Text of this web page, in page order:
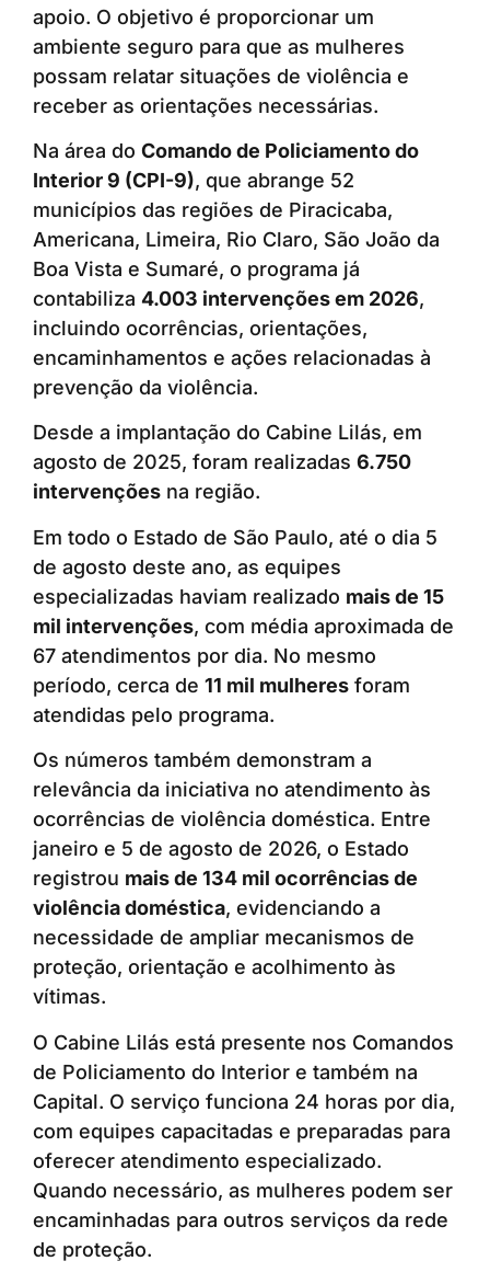
apoio. O objetivo é proporcionar um
ambiente seguro para que as mulheres
possam relatar situações de violência e
receber as orientações necessárias.
Na área do Comando de Policiamento do
Interior 9 (CPI-9), que abrange 52
municípios das regiões de Piracicaba,
Americana, Limeira, Rio Claro, São João da
Boa Vista e Sumaré, o programa já
contabiliza 4.003 intervenções em 2026,
incluindo ocorrências, orientações,
encaminhamentos e ações relacionadas à
prevenção da violência.
Desde a implantação do Cabine Lilás, em
agosto de 2025, foram realizadas 6.750
intervenções na região.
Em todo o Estado de São Paulo, até o dia 5
de agosto deste ano, as equipes
especializadas haviam realizado mais de 15
mil intervenções, com média aproximada de
67 atendimentos por dia. No mesmo
período, cerca de 11 mil mulheres foram
atendidas pelo programa.
Os números também demonstram a
relevância da iniciativa no atendimento às
ocorrências de violência doméstica. Entre
janeiro e 5 de agosto de 2026, o Estado
registrou mais de 134 mil ocorrências de
violência doméstica, evidenciando a
necessidade de ampliar mecanismos de
proteção, orientação e acolhimento às
vítimas.
O Cabine Lilás está presente nos Comandos
de Policiamento do Interior e também na
Capital. O serviço funciona 24 horas por dia,
com equipes capacitadas e preparadas para
oferecer atendimento especializado.
Quando necessário, as mulheres podem ser
encaminhadas para outros serviços da rede
de proteção.